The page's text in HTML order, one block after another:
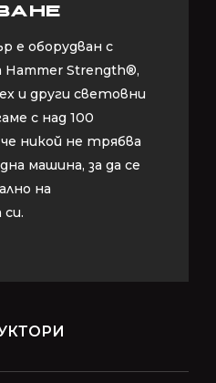
е оборудван с
Hammer Strength®,
и други световни
с над 100
никой не трябва
машина, за да се
на
е оборудван с
Strength®,
и други световни
с над 100
никой не трябва
машина, за да се
максимално на
тренировката си.